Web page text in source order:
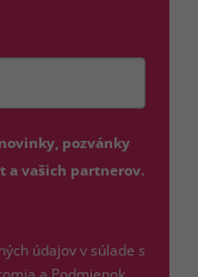
pozvánky
a vašich partnerov.
údajov v súlade s